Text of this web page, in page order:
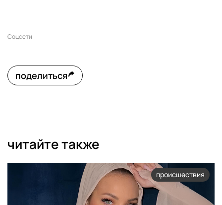
Соцсети
поделиться
читайте также
происшествия